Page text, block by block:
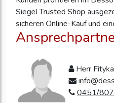
Siegel Trusted Shop
sicheren Online-Kauf und
Herr Fityka
0451/